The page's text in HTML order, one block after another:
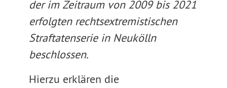
der im Zeitraum von 2009 bis 2021
erfolgten rechtsextremistischen
Straftatenserie in Neukölln
beschlossen.
Hierzu erklären die